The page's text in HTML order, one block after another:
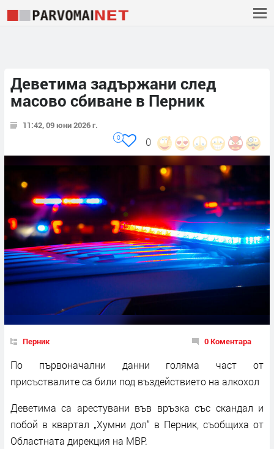
Деветима задържани след
масово сбиване в Перник
11:42, 09 юни 2026 г.
0
0
Перник 0 Коментара
По първоначални данни голяма част от
присъствалите са били под въздействието на алкохол
Деветима са арестувани във връзка със скандал и
побой в квартал „Хумни дол“ в Перник, съобщиха от
Областната дирекция на МВР.